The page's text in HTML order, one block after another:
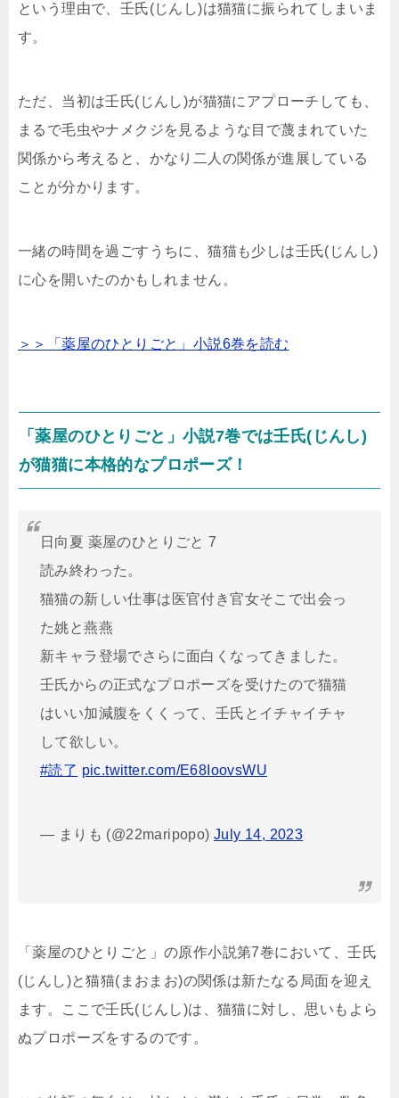
という理由で、壬氏(じんし)は猫猫に振られてしまいま
す。
ただ、当初は壬氏(じんし)が猫猫にアプローチしても、
まるで毛虫やナメクジを見るような目で蔑まれていた
関係から考えると、かなり二人の関係が進展している
ことが分かります。
一緒の時間を過ごすうちに、猫猫も少しは壬氏(じんし)
に心を開いたのかもしれません。
＞＞「薬屋のひとりごと」小説6巻を読む
「薬屋のひとりごと」小説7巻では壬氏(じんし)
が猫猫に本格的なプロポーズ！
日向夏 薬屋のひとりごと 7
読み終わった。
猫猫の新しい仕事は医官付き官女そこで出会っ
た姚と燕燕
新キャラ登場でさらに面白くなってきました。
壬氏からの正式なプロポーズを受けたので猫猫
はいい加減腹をくくって、壬氏とイチャイチャ
して欲しい。
#読了 pic.twitter.com/E68IoovsWU
— まりも (@22maripopo)July 14, 2023
「薬屋のひとりごと」の原作小説第7巻において、壬氏
(じんし)と猫猫(まおまお)の関係は新たなる局面を迎え
ます。ここで壬氏(じんし)は、猫猫に対し、思いもよら
ぬプロポーズをするのです。